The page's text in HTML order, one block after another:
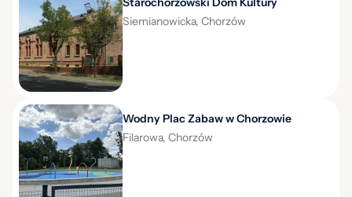
Siemianowicka, Chorzów
Wodny Plac Zabaw w Chorzowie
Filarowa, Chorzów